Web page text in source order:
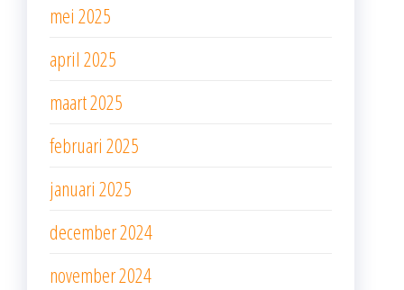
mei 2025
april 2025
maart 2025
februari 2025
januari 2025
december 2024
november 2024